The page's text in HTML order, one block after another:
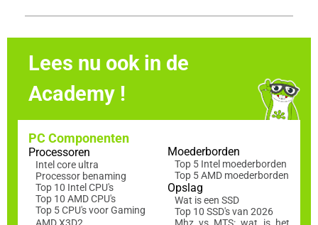
Lees nu ook in de
Academy !
PC Componenten
Processoren
Intel core ultra
Processor benaming
Top 10 Intel CPU's
Top 10 AMD CPU's
Top 5 CPU's voor Gaming
AMD X3D2
Moederborden
Top 5 Intel moederborden
Top 5 AMD moederborden
Opslag
Wat is een SSD
Top 10 SSD's van 2026
Mhz vs MTS: wat is het